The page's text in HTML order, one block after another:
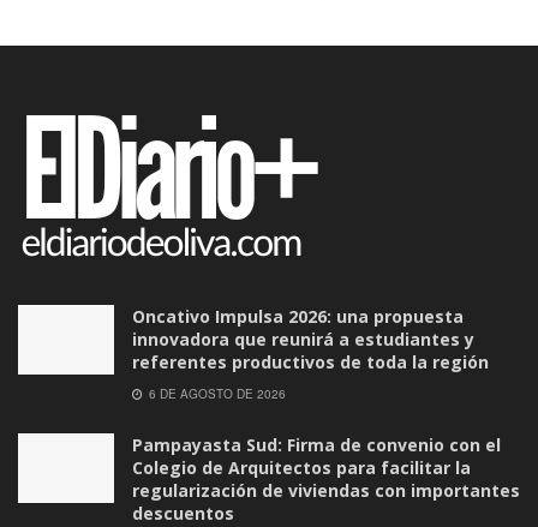
Oncativo Impulsa 2026: una propuesta
innovadora que reunirá a estudiantes y
referentes productivos de toda la región
6 DE AGOSTO DE 2026
Pampayasta Sud: Firma de convenio con el
Colegio de Arquitectos para facilitar la
regularización de viviendas con importantes
descuentos